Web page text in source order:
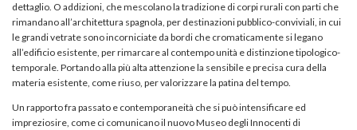
dettaglio. O addizioni, che mescolano la tradizione di corpi rurali con parti che
rimandano all’architettura spagnola, per destinazioni pubblico-conviviali, in cui
le grandi vetrate sono incorniciate da bordi che cromaticamente si legano
all’edificio esistente, per rimarcare al contempo unità e distinzione tipologico-
temporale. Portando alla più alta attenzione la sensibile e precisa cura della
materia esistente, come riuso, per valorizzare la patina del tempo.
Un rapporto fra passato e contemporaneità che si può intensificare ed
impreziosire, come ci comunicano il nuovo Museo degli Innocenti di